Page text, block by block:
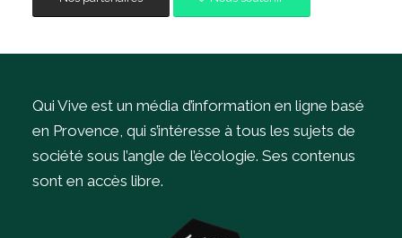
Qui Vive est un média d’information en ligne basé
en Provence, qui s’intéresse à tous les sujets de
société sous l’angle de l’écologie. Ses contenus
sont en accès libre.